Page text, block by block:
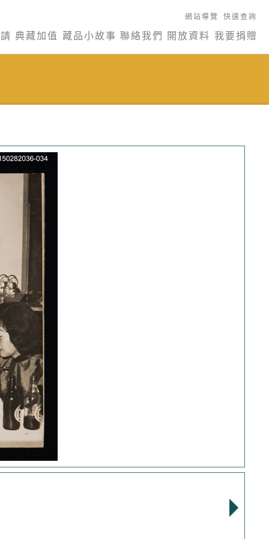
網站導覽 快速查詢
典藏加值 藏品小故事 聯絡我們 開放資料 我要捐贈